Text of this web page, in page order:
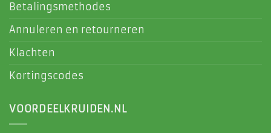
Betalingsmethodes
Annuleren en retourneren
Klachten
Kortingscodes
VOORDEELKRUIDEN.NL